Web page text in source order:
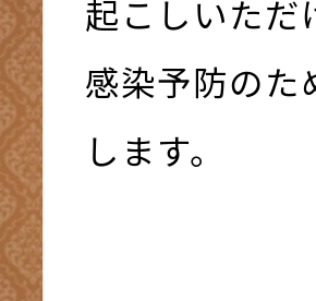
起こしいただ
感染予防のた
します。